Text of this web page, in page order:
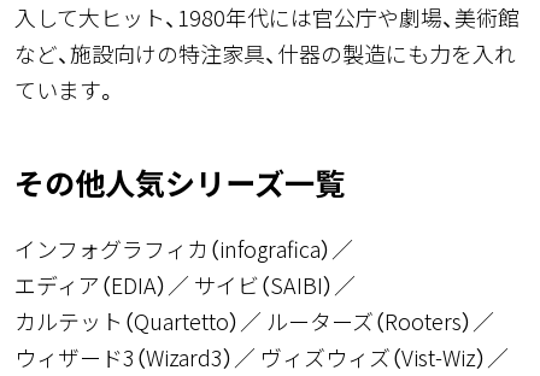
入して大ヒット、1980年代には官公庁や劇場、美術館
など、施設向けの特注家具、什器の製造にも力を入れ
ています。
その他人気シリーズ一覧
インフォグラフィカ（infografica）
エディア（EDIA）
サイビ（SAIBI）
カルテット（Quartetto）
ルーターズ（Rooters）
ウィザード3（Wizard3）
ヴィズウィズ（Vist-Wiz）